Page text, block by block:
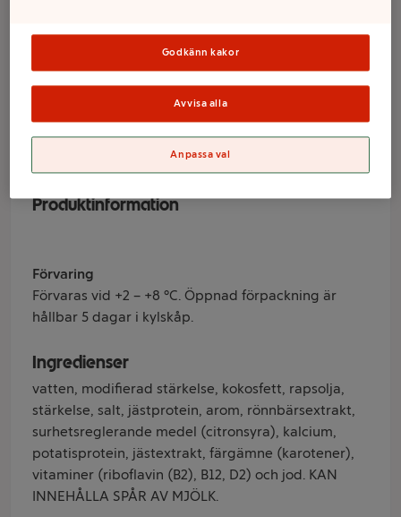
Block Plant Based
250g Oddlygood
Varumärke
Produktinformation
Förvaring
Förvaras vid +2 – +8 °C. Öppnad förpackning är
hållbar 5 dagar i kylskåp.
Ingredienser
vatten, modifierad stärkelse, kokosfett, rapsolja,
stärkelse, salt, jästprotein, arom, rönnbärsextrakt,
surhetsreglerande medel (citronsyra), kalcium,
potatisprotein, jästextrakt, färgämne (karotener),
vitaminer (riboflavin (B2), B12, D2) och jod. KAN
INNEHÅLLA SPÅR AV MJÖLK.
Godkänn kakor
Avvisa alla
Anpassa val